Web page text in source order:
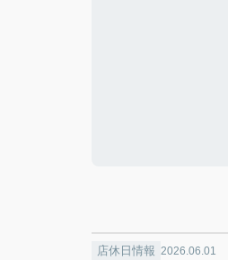
店休日情報 2026.06.01